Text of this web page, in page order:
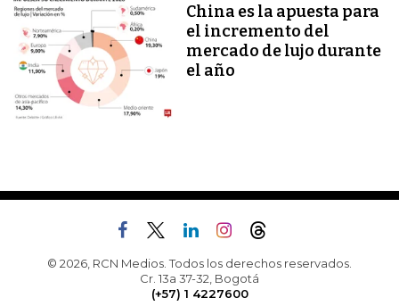
China es la apuesta para
el incremento del
mercado de lujo durante
el año
© 2026, RCN Medios. Todos los derechos reservados.
Cr. 13a 37-32, Bogotá
(+57) 1 4227600